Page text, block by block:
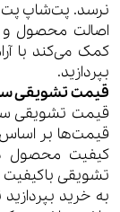
نرسد. پت‌شاپ پت
اصالت محصول و
کمک می‌کند با
بپردازید.
قیمت تشویقی
قیمت تشویقی
قیمت‌ها بر اساس
کیفیت محصول
تشویقی
به خرید